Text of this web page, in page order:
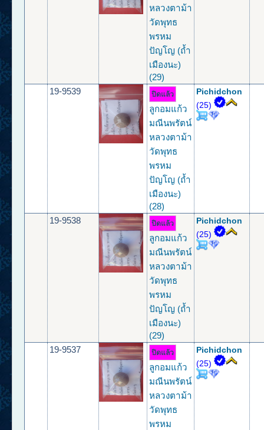
หลวงตาม้า
วัดพุทธ
พรหม
ปัญโญ (ถ้ำ
เมืองนะ)
(29)
19-9539 ปิดแล้ว
ลูกอมแก้ว
มณีนพรัตน์
หลวงตาม้า
วัดพุทธ
พรหม
ปัญโญ (ถ้ำ
เมืองนะ)
(28)
Pichidchon
(25)
19-9538 ปิดแล้ว
ลูกอมแก้ว
มณีนพรัตน์
หลวงตาม้า
วัดพุทธ
พรหม
ปัญโญ (ถ้ำ
เมืองนะ)
(29)
Pichidchon
(25)
19-9537 ปิดแล้ว
ลูกอมแก้ว
มณีนพรัตน์
หลวงตาม้า
วัดพุทธ
พรหม
Pichidchon
(25)